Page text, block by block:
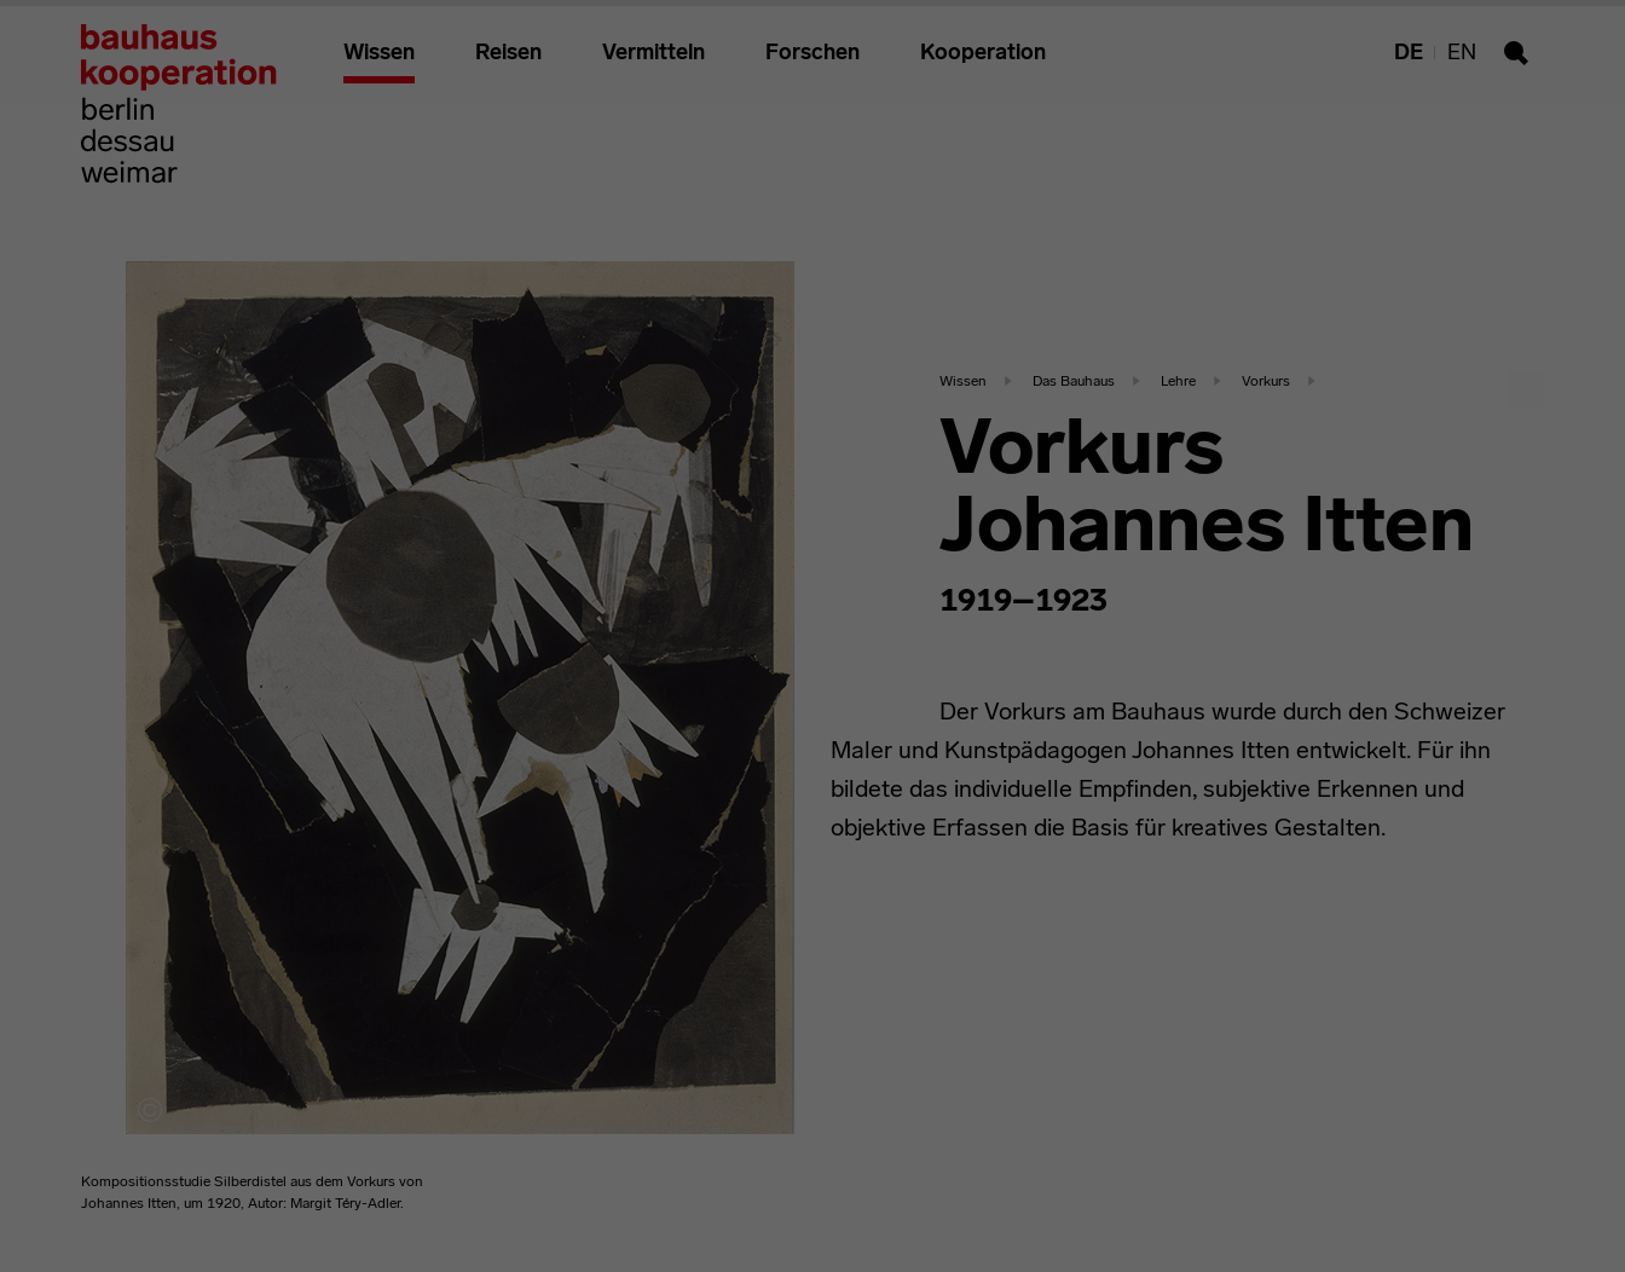
Wissen Reisen Vermitteln Forschen Kooperation DE EN
Wissen Das Bauhaus Lehre Vorkurs
Vorkurs
Johannes Itten
1919–1923
Der Vorkurs am Bauhaus wurde durch den Schweizer
Maler und Kunstpädagogen Johannes Itten entwickelt. Für ihn
bildete das individuelle Empfinden, subjektive Erkennen und
objektive Erfassen die Basis für kreatives Gestalten.
Kompositionsstudie Silberdistel aus dem Vorkurs von
Johannes Itten, um 1920, Autor: Margit Téry-Adler.